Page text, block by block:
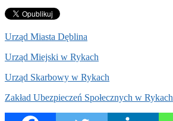
Urząd Miasta Dęblina
Urząd Miejski w Rykach
Urząd Skarbowy w Rykach
Zakład Ubezpieczeń Społecznych w Rykach